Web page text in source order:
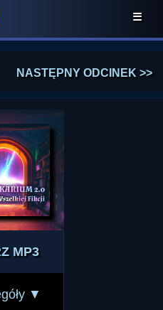
☰
NASTĘPNY ODCINEK >>
MP3
▼